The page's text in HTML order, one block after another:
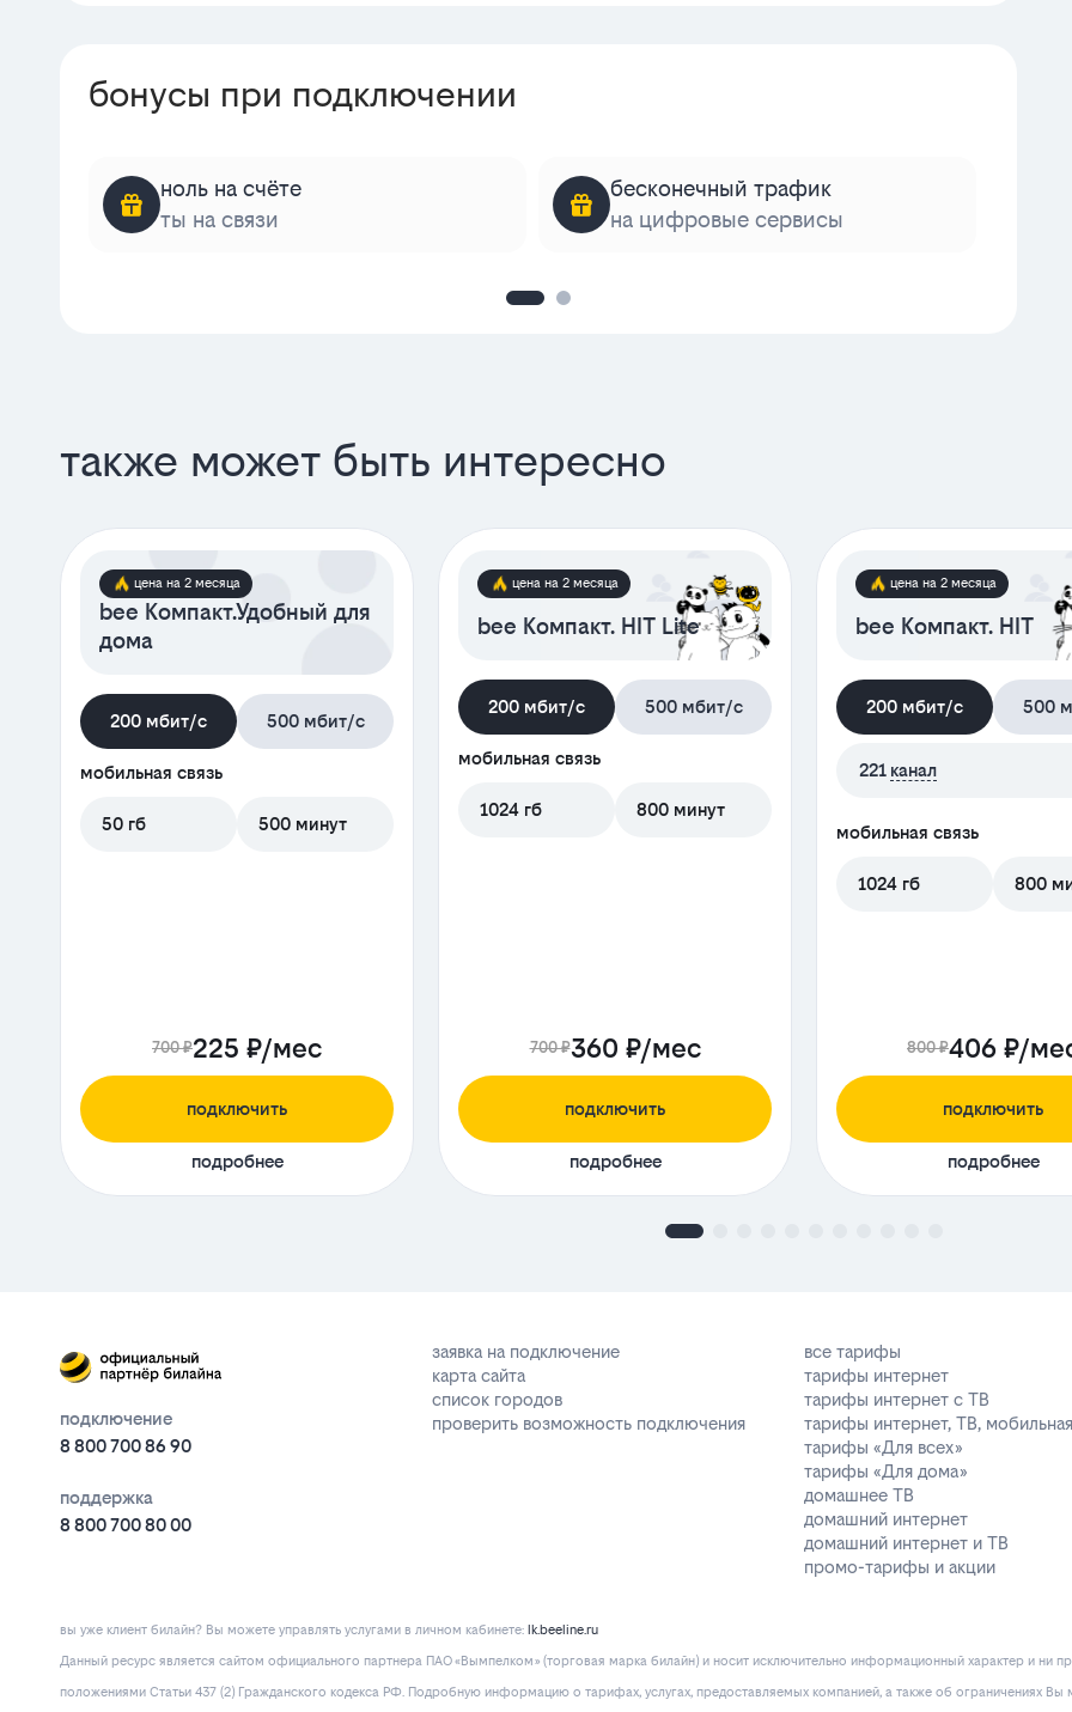
бонусы при подключении
ноль на счёте
ты на связи
бесконечный трафик
на цифровые сервисы
также может быть интересно
цена на 2 месяца
bee Компакт.Удобный для
дома
200 мбит/с 500 мбит/с
мобильная связь
50 гб 500 минут
700 ₽225 ₽/мес
подключить
подробнее
цена на 2 месяца
bee Компакт. HIT Lite
200 мбит/с 500 мбит/с
мобильная связь
1024 гб 800 минут
700 ₽360 ₽/мес
подключить
подробнее
цена на 2 месяца
bee Компакт. HIT
200 мбит/с 500
221 канал
мобильная связь
1024 гб 800
800 ₽406 ₽/
подключить
подробнее
подключение
8 800 700 86 90
поддержка
8 800 700 80 00
заявка на подключение
карта сайта
список городов
проверить возможность подключения
все тарифы
тарифы интернет
тарифы интернет с ТВ
тарифы интернет, ТВ,
тарифы «Для всех»
тарифы «Для дома»
домашнее ТВ
домашний интернет
домашний интернет и ТВ
промо-тарифы и акции
вы уже клиент билайн? Вы можете управлять услугами в личнoм кaбинeтe:
lk.beeline.ru
Данный ресурс является сайтом официального партнера ПАО «Вымпелком» (торговая марка билайн) и носит исключительно информационный характер и ни
положениями Статьи 437 (2) Гражданского кодекса РФ. Подробную информацию о тарифах, услугах, предоставляемых компанией, а также об ограничениях Вы